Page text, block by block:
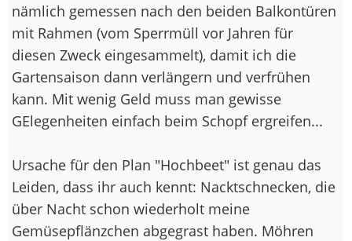
nämlich gemessen nach den beiden Balkontüren
mit Rahmen (vom Sperrmüll vor Jahren für
diesen Zweck eingesammelt), damit ich die
Gartensaison dann verlängern und verfrühen
kann. Mit wenig Geld muss man gewisse
GElegenheiten einfach beim Schopf ergreifen...
Ursache für den Plan "Hochbeet" ist genau das
Leiden, dass ihr auch kennt: Nacktschnecken, die
über Nacht schon wiederholt meine
Gemüsepflänzchen abgegrast haben. Möhren